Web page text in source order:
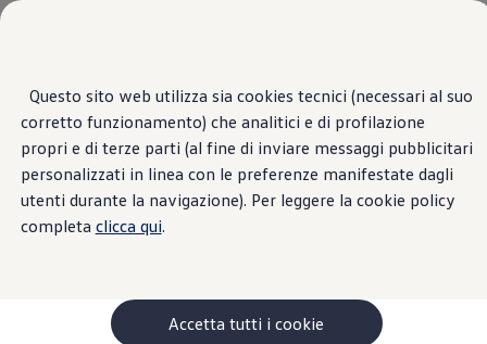
Questo sito web utilizza sia cookies tecnici (necessari al suo
corretto funzionamento) che analitici e di profilazione
propri e di terze parti (al fine di inviare messaggi pubblicitari
personalizzati in linea con le preferenze manifestate dagli
utenti durante la navigazione). Per leggere la cookie policy
completa clicca qui.
Accetta tutti i cookie
Passa ai
contenuti
principali
Passa
a
fondo
pagina
VanLife
Pick-up
Veicoli Commerciali Elettrici
Van
Modelli precedenti
Confronta i modelli
Configurazioni salvate
Volkswagen Auto
Acquista il tuo Veicolo Volkswagen
Ecoincentivi Volkswagen
5 Plus
Usato Certificato
Panoramica Versioni Motori Esterni Interni Ruote
18 Modelli
Disponibile anche in versione ibrida